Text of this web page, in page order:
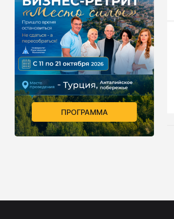
ПРОГРАММА